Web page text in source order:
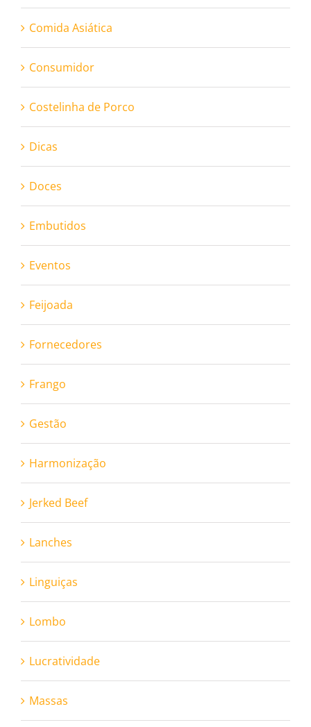
Comida Asiática
Consumidor
Costelinha de Porco
Dicas
Doces
Embutidos
Eventos
Feijoada
Fornecedores
Frango
Gestão
Harmonização
Jerked Beef
Lanches
Linguiças
Lombo
Lucratividade
Massas